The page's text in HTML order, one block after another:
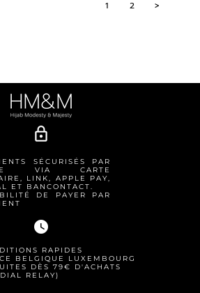
watch_later
RAPIDES
BELGIQUE LUXEMBOURG
DÈS 79€ D'ACHATS
RELAY)
lock_outline
SÉCURISÉS PAR
VIA CARTE
LINK, APPLE PAY,
ET BANCONTACT.
DE PAYER PAR
1 2 >